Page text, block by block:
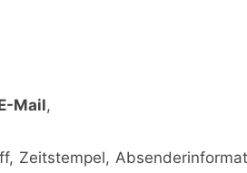
Mail,
Zeitstempel,